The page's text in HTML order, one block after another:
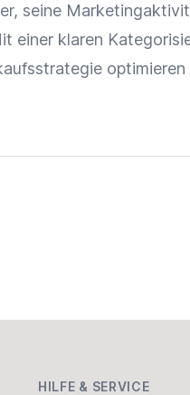
seine
einer klaren
optimieren
HILFE & SERVICE